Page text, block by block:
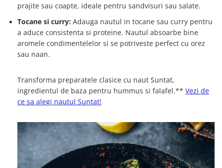
prajite sau coapte, ideale pentru sandvisuri sau salate.
Tocane si curry: Adauga nautul in tocane sau curry pentru
a aduce consistenta si proteine. Nautul absoarbe bine
aromele condimentelelor si se potriveste perfect cu orez
sau naan.
Transforma preparatele clasice cu naut Suntat,
ingredientul de baza pentru hummus si falafel.** Vezi de
ce sa alegi nautul Suntat!